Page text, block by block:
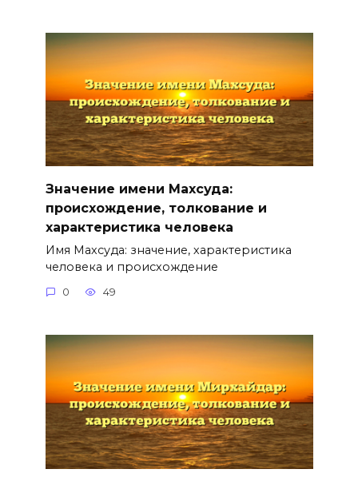
Значение имени Махсуда:
происхождение, толкование и
характеристика человека
Имя Махсуда: значение, характеристика
человека и происхождение
0 49